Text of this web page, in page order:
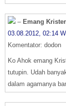
– Emang
03.08.2012, 02:14
Komentator: dodon
Ko Ahok emang
tutupin. Udah
dalam agamanya